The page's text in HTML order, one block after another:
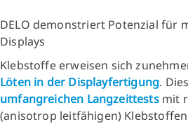
DELO demonstriert Potenzial für
Displays
Klebstoffe erweisen sich
Löten in der Displayfertigung.
umfangreichen Langzeittestsmit
(anisotrop leitfähigen)